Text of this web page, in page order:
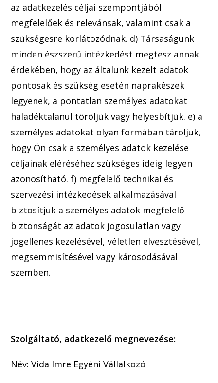
az adatkezelés céljai szempontjából
megfelelőek és relevánsak, valamint csak a
szükségesre korlátozódnak. d) Társaságunk
minden észszerű intézkedést megtesz annak
érdekében, hogy az általunk kezelt adatok
pontosak és szükség esetén naprakészek
legyenek, a pontatlan személyes adatokat
haladéktalanul töröljük vagy helyesbítjük. e) a
személyes adatokat olyan formában tároljuk,
hogy Ön csak a személyes adatok kezelése
céljainak eléréséhez szükséges ideig legyen
azonosítható. f) megfelelő technikai és
szervezési intézkedések alkalmazásával
biztosítjuk a személyes adatok megfelelő
biztonságát az adatok jogosulatlan vagy
jogellenes kezelésével, véletlen elvesztésével,
megsemmisítésével vagy károsodásával
szemben.
Szolgáltató, adatkezelő megnevezése:
Név: Vida Imre Egyéni Vállalkozó